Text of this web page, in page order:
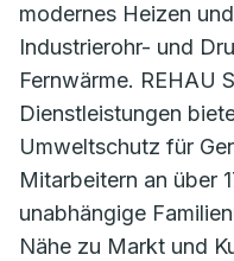
modernes Heizen
Industrierohr- und
Fernwärme. REHAU
Dienstleistungen
Umweltschutz für
Mitarbeitern an über
unabhängige
Nähe zu Markt und